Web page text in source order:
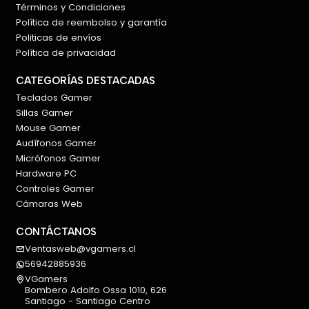
Registro más rápido de las pulsaciones
Respuesta estable en movimientos intensos
Mayor consistencia durante partidas
competitivas
Comunicación continua mediante conexión
cableada
Su conexión USB-C permite aprovechar
correctamente el rendimiento del teclado durante
sesiones prolongadas.
🎮 Funciones avanzadas para esports
El AULA WIN60 HE Standard incorpora distintas
jugadores competitivos y usuarios avanzados.
Entre sus funciones se encuentran:
RT — Rapid Trigger
Términos y Condiciones
Política de reembolso y garantía
Politicas de envíos
Política de privacidad
CATEGORÍAS DESTACADAS
Teclados Gamer
Sillas Gamer
Mouse Gamer
Audífonos Gamer
Micrófonos Gamer
Hardware PC
Controles Gamer
Cámaras Web
CONTÁCTANOS
Ventasweb@vgamers.cl
56942885936
VGamers
Bombero Adolfo Ossa 1010, 626
Santiago - Santiago Centro